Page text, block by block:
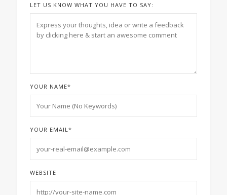
LET US KNOW WHAT YOU HAVE TO SAY:
YOUR NAME*
YOUR EMAIL *
WEBSITE